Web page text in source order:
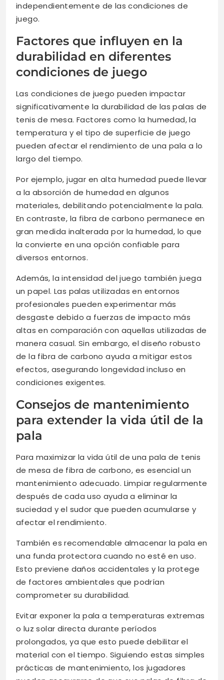
independientemente de las condiciones de
juego.
Factores que influyen en la
durabilidad en diferentes
condiciones de juego
Las condiciones de juego pueden impactar
significativamente la durabilidad de las palas de
tenis de mesa. Factores como la humedad, la
temperatura y el tipo de superficie de juego
pueden afectar el rendimiento de una pala a lo
largo del tiempo.
Por ejemplo, jugar en alta humedad puede llevar
a la absorción de humedad en algunos
materiales, debilitando potencialmente la pala.
En contraste, la fibra de carbono permanece en
gran medida inalterada por la humedad, lo que
la convierte en una opción confiable para
diversos entornos.
Además, la intensidad del juego también juega
un papel. Las palas utilizadas en entornos
profesionales pueden experimentar más
desgaste debido a fuerzas de impacto más
altas en comparación con aquellas utilizadas de
manera casual. Sin embargo, el diseño robusto
de la fibra de carbono ayuda a mitigar estos
efectos, asegurando longevidad incluso en
condiciones exigentes.
Consejos de mantenimiento
para extender la vida útil de la
pala
Para maximizar la vida útil de una pala de tenis
de mesa de fibra de carbono, es esencial un
mantenimiento adecuado. Limpiar regularmente
después de cada uso ayuda a eliminar la
suciedad y el sudor que pueden acumularse y
afectar el rendimiento.
También es recomendable almacenar la pala en
una funda protectora cuando no esté en uso.
Esto previene daños accidentales y la protege
de factores ambientales que podrían
comprometer su durabilidad.
Evitar exponer la pala a temperaturas extremas
o luz solar directa durante períodos
prolongados, ya que esto puede debilitar el
material con el tiempo. Siguiendo estas simples
prácticas de mantenimiento, los jugadores